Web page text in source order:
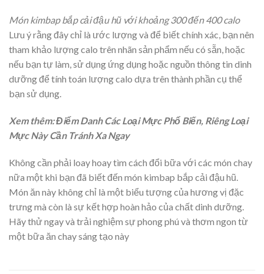
Món kimbap bắp cải đậu hũ với khoảng 300 đến 400 calo
Lưu ý rằng đây chỉ là ước lượng và để biết chính xác, bạn nên
tham khảo lượng calo trên nhãn sản phẩm nếu có sẵn, hoặc
nếu bạn tự làm, sử dụng ứng dụng hoặc nguồn thông tin dinh
dưỡng để tính toán lượng calo dựa trên thành phần cụ thể
bạn sử dụng.
Xem thêm: Điểm Danh Các Loại Mực Phổ Biến, Riêng Loại
Mực Này Cần Tránh Xa Ngay
Không cần phải loay hoay tìm cách đổi bữa với các món chay
nữa một khi bạn đã biết đến món kimbap bắp cải đậu hũ.
Món ăn này không chỉ là một biểu tượng của hương vị đặc
trưng mà còn là sự kết hợp hoàn hảo của chất dinh dưỡng.
Hãy thử ngay và trải nghiệm sự phong phú và thơm ngon từ
một bữa ăn chay sáng tạo này